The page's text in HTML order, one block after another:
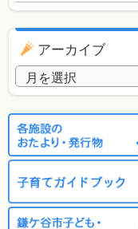
アーカイブ
アーカイブ